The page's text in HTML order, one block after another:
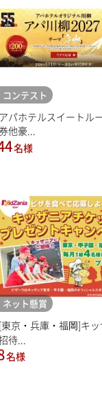
コンテスト
アパホテルスイートル
他豪...
名様
ネット懸賞
[東京・兵庫・福岡]キ
待...
名様